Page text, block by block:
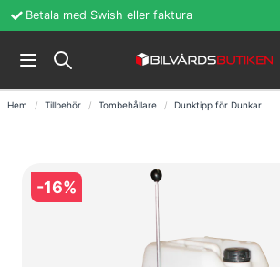
Öppet köp i 60 dagar
Hem Tillbehör Tombehållare Dunktipp för Dunkar
-16%